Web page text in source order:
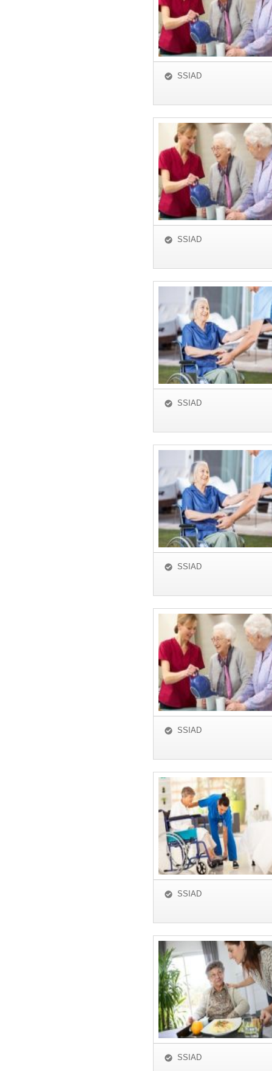
SSIAD
SSIAD
SSIAD
SSIAD
SSIAD
SSIAD
SSIAD